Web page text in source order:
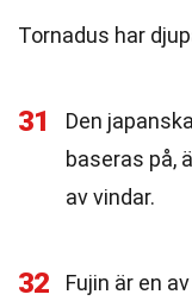
Tornadus har
31
Den
baseras på,
av vindar.
32
Fujin är en